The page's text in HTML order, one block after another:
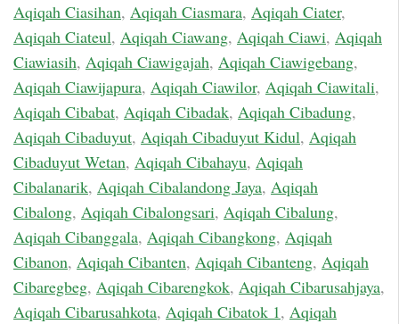
Aqiqah Ciasihan, Aqiqah Ciasmara, Aqiqah Ciater,
Aqiqah Ciateul, Aqiqah Ciawang, Aqiqah Ciawi, Aqiqah
Ciawiasih, Aqiqah Ciawigajah, Aqiqah Ciawigebang,
Aqiqah Ciawijapura, Aqiqah Ciawilor, Aqiqah Ciawitali,
Aqiqah Cibabat, Aqiqah Cibadak, Aqiqah Cibadung,
Aqiqah Cibaduyut, Aqiqah Cibaduyut Kidul, Aqiqah
Cibaduyut Wetan, Aqiqah Cibahayu, Aqiqah
Cibalanarik, Aqiqah Cibalandong Jaya, Aqiqah
Cibalong, Aqiqah Cibalongsari, Aqiqah Cibalung,
Aqiqah Cibanggala, Aqiqah Cibangkong, Aqiqah
Cibanon, Aqiqah Cibanten, Aqiqah Cibanteng, Aqiqah
Cibaregbeg, Aqiqah Cibarengkok, Aqiqah Cibarusahjaya,
Aqiqah Cibarusahkota, Aqiqah Cibatok 1, Aqiqah